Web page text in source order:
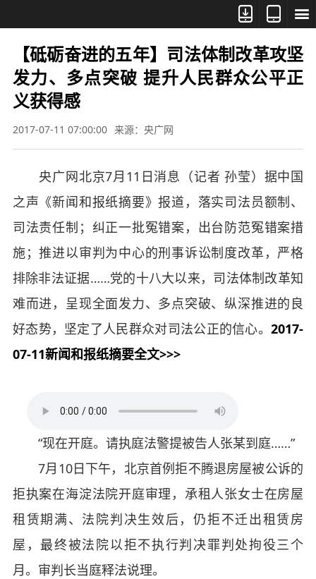



【砥砺奋进的五年】司法体制改革攻坚
发力、多点突破 提升人民群众公平正
义获得感
2017-07-11 07:00:00 来源：央广网
央广网北京7月11日消息（记者 孙莹）据中国
之声《新闻和报纸摘要》报道，落实司法员额制、
司法责任制；纠正一批冤错案，出台防范冤错案措
施；推进以审判为中心的刑事诉讼制度改革，严格
排除非法证据……党的十八大以来，司法体制改革知
难而进，呈现全面发力、多点突破、纵深推进的良
好态势，坚定了人民群众对司法公正的信心。2017-
07-11新闻和报纸摘要全文>>>
“现在开庭。请执庭法警提被告人张某到庭……”
7月10日下午，北京首例拒不腾退房屋被公诉的
拒执案在海淀法院开庭审理，承租人张女士在房屋
租赁期满、法院判决生效后，仍拒不迁出租赁房
屋，最终被法院以拒不执行判决罪判处拘役三个
月。审判长当庭释法说理。